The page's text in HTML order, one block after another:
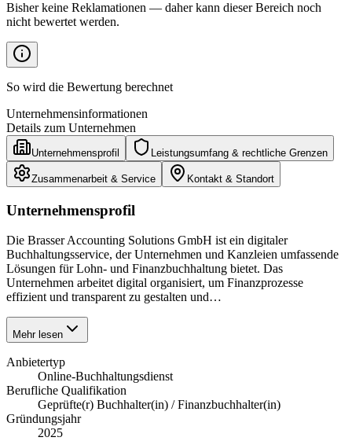
Bisher keine Reklamationen — daher kann dieser Bereich noch
nicht bewertet werden.
So wird die Bewertung berechnet
Unternehmensinformationen
Details zum Unternehmen
Unternehmensprofil Leistungsumfang & rechtliche Grenzen
Zusammenarbeit & Service Kontakt & Standort
Unternehmensprofil
Die Brasser Accounting Solutions GmbH ist ein digitaler
Buchhaltungsservice, der Unternehmen und Kanzleien umfassende
Lösungen für Lohn- und Finanzbuchhaltung bietet. Das
Unternehmen arbeitet digital organisiert, um Finanzprozesse
effizient und transparent zu gestalten und…
Mehr lesen
Anbietertyp
Online-Buchhaltungsdienst
Berufliche Qualifikation
Geprüfte(r) Buchhalter(in) / Finanzbuchhalter(in)
Gründungsjahr
2025